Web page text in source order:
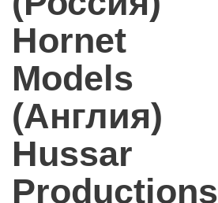
Hornet
Models
(Англия)
Hussar
Productions